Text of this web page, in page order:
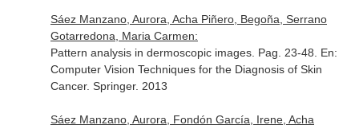
Sáez Manzano, Aurora, Acha Piñero, Begoña, Serrano
Gotarredona, Maria Carmen:
Pattern analysis in dermoscopic images. Pag. 23-48. En:
Computer Vision Techniques for the Diagnosis of Skin
Cancer. Springer. 2013
Sáez Manzano, Aurora, Fondón García, Irene, Acha